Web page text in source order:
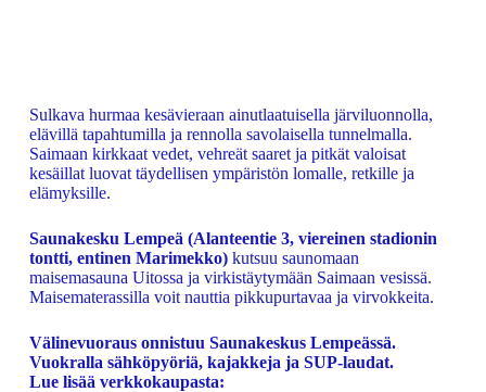
Sulkava hurmaa kesävieraan ainutlaatuisella järviluonnolla,
elävillä tapahtumilla ja rennolla savolaisella tunnelmalla.
Saimaan kirkkaat vedet, vehreät saaret ja pitkät valoisat
kesäillat luovat täydellisen ympäristön lomalle, retkille ja
elämyksille.
Saunakesku Lempeä (Alanteentie 3, viereinen stadionin
tontti, entinen Marimekko) kutsuu saunomaan
maisemasauna Uitossa ja virkistäytymään Saimaan vesissä.
Maisematerassilla voit nauttia pikkupurtavaa ja virvokkeita.
Välinevuoraus onnistuu Saunakeskus Lempeässä.
Vuokralla sähköpyöriä, kajakkeja ja SUP-laudat.
Lue lisää verkkokaupasta: